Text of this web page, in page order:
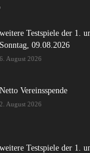
weitere Testspiele der 1.
Sonntag, 09.08.2026
6. August 2026
Netto Vereinsspende
2. August 2026
weitere Testspiele der 1.